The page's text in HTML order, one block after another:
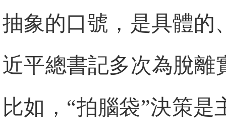
抽象的口號，是具體的
近平總書記多次為脫離
比如，“拍腦袋”決策